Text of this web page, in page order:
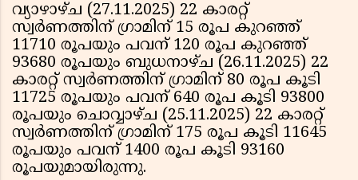
വ്യാഴാഴ്ച (27.11.2025) 22 കാരറ്റ്
സ്വര്‍ണത്തിന് ഗ്രാമിന് 15 രൂപ കുറഞ്ഞ്
11710 രൂപയും പവന് 120 രൂപ കുറഞ്ഞ്
93680 രൂപയും ബുധനാഴ്ച (26.11.2025) 22
കാരറ്റ് സ്വര്‍ണത്തിന് ഗ്രാമിന് 80 രൂപ കൂടി
11725 രൂപയും പവന് 640 രൂപ കൂടി 93800
രൂപയും ചൊവ്വാഴ്ച (25.11.2025) 22 കാരറ്റ്
സ്വര്‍ണത്തിന് ഗ്രാമിന് 175 രൂപ കൂടി 11645
രൂപയും പവന് 1400 രൂപ കൂടി 93160
രൂപയുമായിരുന്നു.